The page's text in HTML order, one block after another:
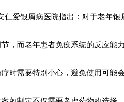
爱银屑病医院指出：对于老年银
而老年患者免疫系统的反应能
需要特别小心，避免使用可能